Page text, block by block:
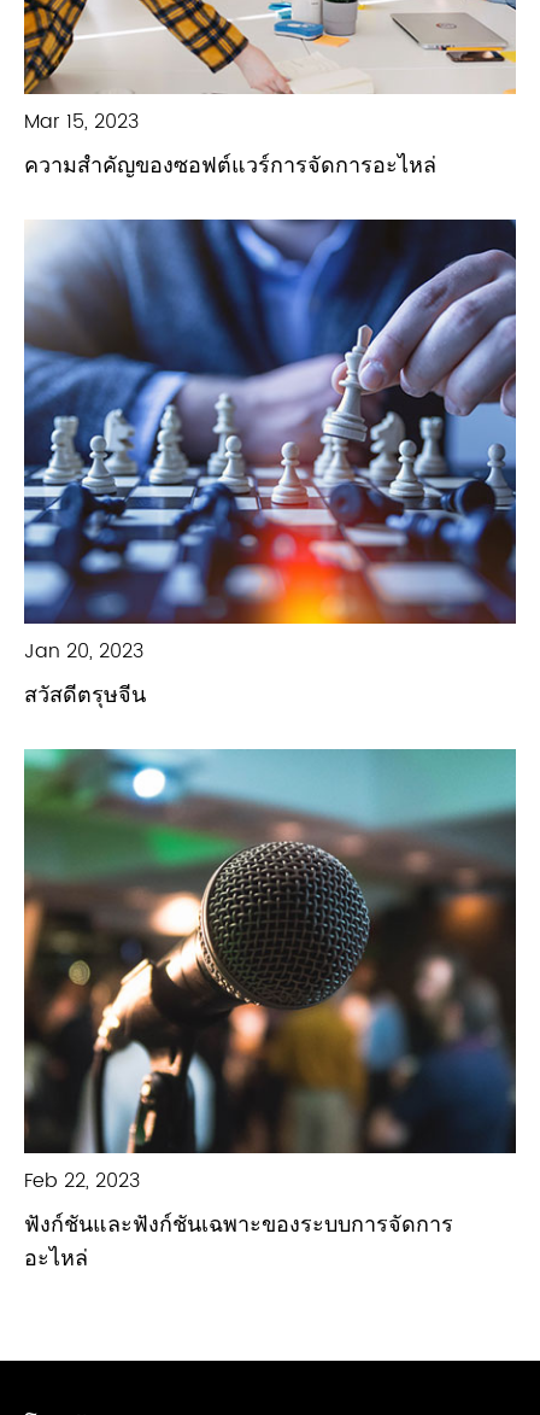
Mar 15, 2023
ความสำคัญของซอฟต์แวร์การจัดการอะไหล่
Jan 20, 2023
สวัสดีตรุษจีน
Feb 22, 2023
ฟังก์ชันและฟังก์ชันเฉพาะของระบบการจัดการ
อะไหล่